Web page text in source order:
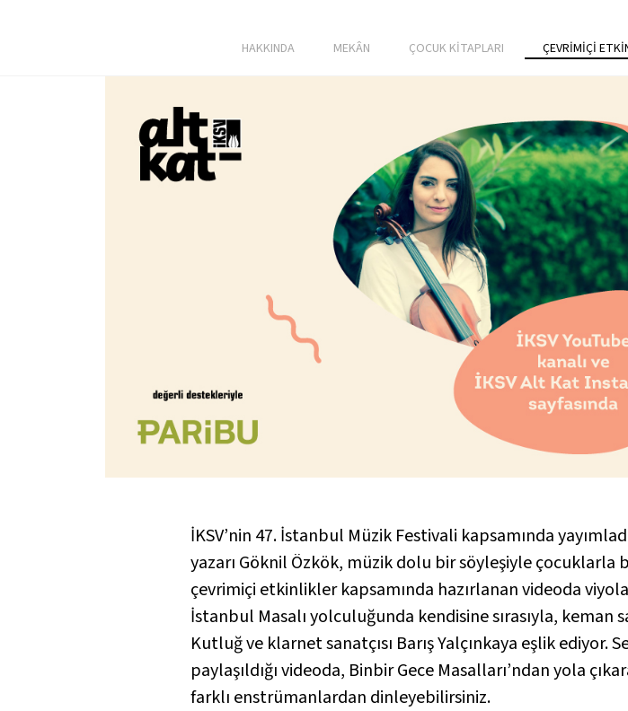
HAKKINDA MEKÂN ÇOCUK KİTAPLARI ÇEVRİMİÇİ
İKSV’nin 47. İstanbul Müzik Festivali kapsamında
yazarı Göknil Özkök, müzik dolu bir söyleşiyle
çevrimiçi etkinlikler kapsamında hazırlanan videoda viyola
İstanbul Masalıyolculuğunda kendisine sırasıyla, keman
Kutluğ ve klarnet sanatçısı Barış Yalçınkaya eşlik
paylaşıldığı videoda, Binbir Gece Masalları’ndan yola
farklı enstrümanlardan dinleyebilirsiniz.